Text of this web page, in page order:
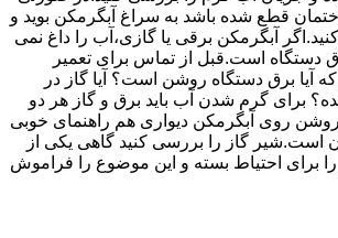
قطع شده باشد به سراغ آبگرمکن بوید و
آبگرمکن برقی یا گازی،آب را داغ نمی
دستگاه است.قبل از تماس برای تعمیر
آیا برق دستگاه روشن است؟ آیا گاز در
برای گرم شدن آب باید برق و گاز هر دو
روی آبگرمکن دیواری هم راهنمای خوبی
است.شیر گاز را بررسی کنید گاهی یکی از
را برای احتیاط بسته و این موضوع را فراموش